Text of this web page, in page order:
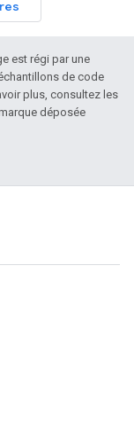
est régi par une
de code
plus, consultez les
déposée